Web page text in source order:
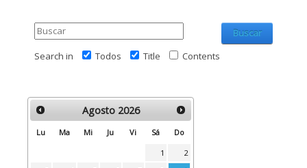
Buscar
Search in
Todos Title Contents
Agosto 2026
Lu Ma Mi Ju Vi Sá Do
1
2